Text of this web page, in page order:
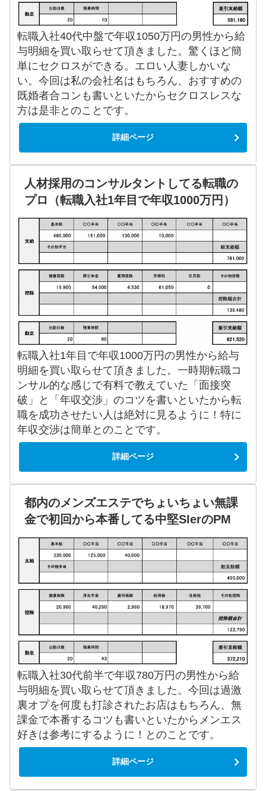
転職入社40代中盤で年収1050万円の男性から給
与明細を買い取らせて頂きました。驚くほど簡
単にセクロスができる。エロい人妻しかいな
い。今回は私の会社名はもちろん、おすすめの
既婚者合コンも書いといたからセクロスレスな
方は是非とのことです。
詳細ページ
人材採用のコンサルタントしてる転職の
プロ（転職入社1年目で年収1000万円）
転職入社1年目で年収1000万円の男性から給与
明細を買い取らせて頂きました。一時期転職コ
ンサル的な感じで有料で教えていた「面接突
破」と「年収交渉」のコツを書いといたから転
職を成功させたい人は絶対に見るように！特に
年収交渉は簡単とのことです。
詳細ページ
都内のメンズエステでちょいちょい無課
金で初回から本番してる中堅SIerのPM
転職入社30代前半で年収780万円の男性から給
与明細を買い取らせて頂きました。今回は過激
裏オプを何度も打診されたお店はもちろん、無
課金で本番するコツも書いといたからメンエス
好きは参考にするように！とのことです。
詳細ページ